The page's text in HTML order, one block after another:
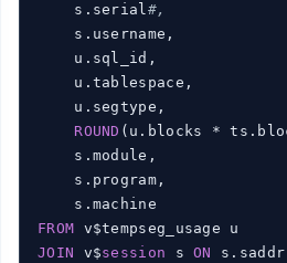
    s.serial
#,
    s.username,
    u.sql_id,
    u.tablespace,
    u.segtype,
ROUND (u.blocks *
    s.module,
    s.program,
FROM
JOIN v$session s ON